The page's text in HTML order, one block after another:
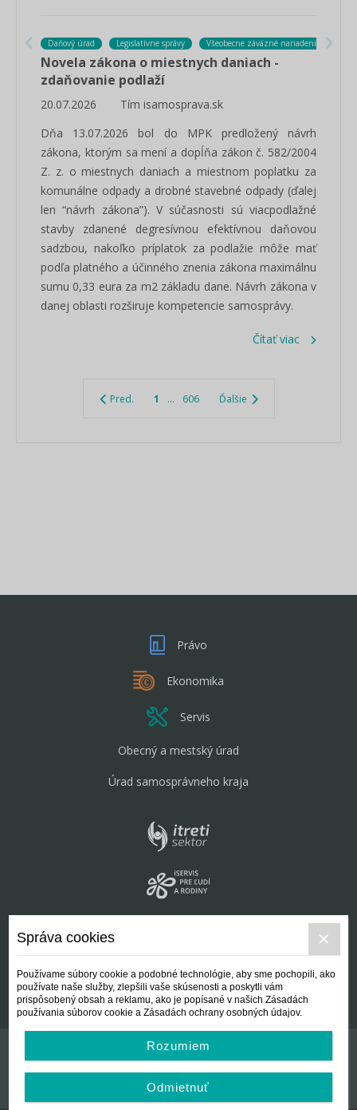
Daňový úrad Legislatívne správy Všeobecne záväzné nariadenia
Novela zákona o miestnych daniach -
zdaňovanie podlaží
20.07.2026
Tím isamosprava.sk
Dňa 13.07.2026 bol do MPK predložený návrh
zákona, ktorým sa mení a dopĺňa zákon č. 582/2004
Z. z. o miestnych daniach a miestnom poplatku za
komunálne odpady a drobné stavebné odpady (ďalej
len “návrh zákona”). V súčasnosti sú viacpodlažné
stavby zdanené degresívnou efektívnou daňovou
sadzbou, nakoľko príplatok za podlažie môže mať
podľa platného a účinného znenia zákona maximálnu
sumu 0,33 eura za m2 základu dane. Návrh zákona v
danej oblasti rozširuje kompetencie samosprávy.
Čítať viac
Pred. 1 ... 606 Ďalšie
Právo
Ekonomika
Servis
Obecný a mestský úrad
Úrad samosprávneho kraja
Kontakt
Všeobecné podmienky
Správa cookies
Používame súbory cookie a podobné technológie, aby sme pochopili, ako
používate naše služby, zlepšili vaše skúsenosti a poskytli vám
prispôsobený obsah a reklamu, ako je popísané v našich Zásadách
používania súborov cookie a Zásadách ochrany osobných údajov.
Rozumiem
Odmietnuť